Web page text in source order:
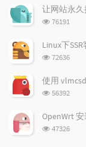
次
数:
让网站永久
浏
次
76191
Linux下
浏
次
数:
72636
使用
浏
次
56392
OpenWrt
浏
47326